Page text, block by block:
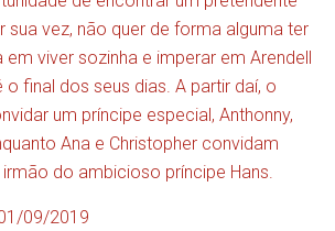
sua vez, não quer de forma alguma ter
em viver sozinha e imperar em Arendell
final dos seus dias. A partir daí, o
um príncipe especial, Anthonny,
Ana e Christopher convidam
do ambicioso príncipe Hans.
09/2019